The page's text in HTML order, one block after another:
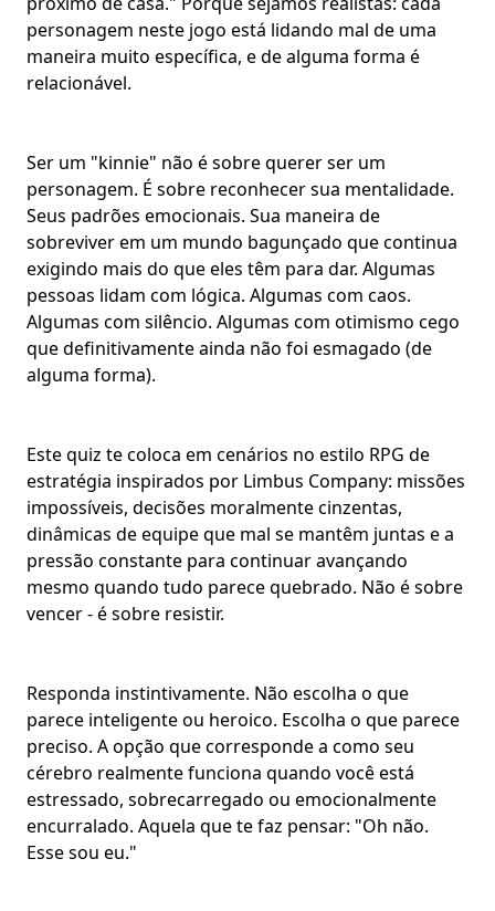
personagem neste jogo está lidando mal de uma
maneira muito específica, e de alguma forma é
relacionável.
Ser um "kinnie" não é sobre querer ser um
personagem. É sobre reconhecer sua mentalidade.
Seus padrões emocionais. Sua maneira de
sobreviver em um mundo bagunçado que continua
exigindo mais do que eles têm para dar. Algumas
pessoas lidam com lógica. Algumas com caos.
Algumas com silêncio. Algumas com otimismo cego
que definitivamente ainda não foi esmagado (de
alguma forma).
Este quiz te coloca em cenários no estilo RPG de
estratégia inspirados por Limbus Company: missões
impossíveis, decisões moralmente cinzentas,
dinâmicas de equipe que mal se mantêm juntas e a
pressão constante para continuar avançando
mesmo quando tudo parece quebrado. Não é sobre
vencer - é sobre resistir.
Responda instintivamente. Não escolha o que
parece inteligente ou heroico. Escolha o que parece
preciso. A opção que corresponde a como seu
cérebro realmente funciona quando você está
estressado, sobrecarregado ou emocionalmente
encurralado. Aquela que te faz pensar: "Oh não.
Esse sou eu."